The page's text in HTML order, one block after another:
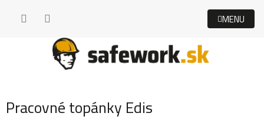
Pracovné topánky Edis